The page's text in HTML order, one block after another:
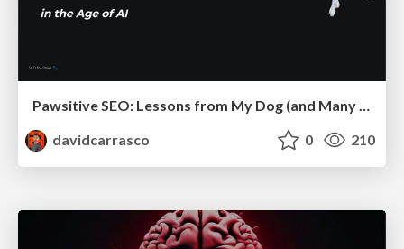
Pawsitive SEO: Lessons from My Dog (and Many Mistakes) on Thriving as a Consultant in the Age of AI
davidcarrasco
0 210